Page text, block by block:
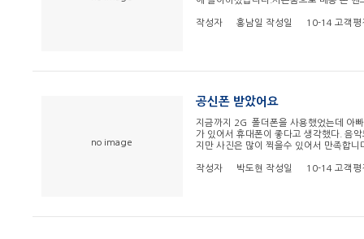
작성자 홍남일 작성일 10-14 고객평
no image
공신폰 받았어요
지금까지 2G 폴더폰을 사용했었는데 아
가 있어서 휴대폰이 좋다고 생각했다. 음
지만 사진은 많이 찍을수 있어서 만족합
작성자 박도현 작성일 10-14 고객평